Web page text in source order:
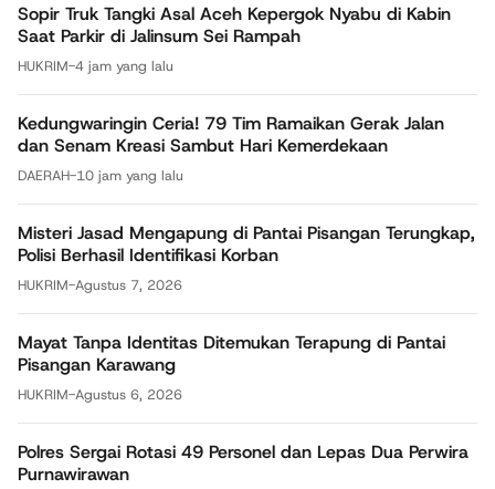
Sopir Truk Tangki Asal Aceh Kepergok Nyabu di Kabin
Saat Parkir di Jalinsum Sei Rampah
HUKRIM-4 jam yang lalu
Kedungwaringin Ceria! 79 Tim Ramaikan Gerak Jalan
dan Senam Kreasi Sambut Hari Kemerdekaan
DAERAH-10 jam yang lalu
Misteri Jasad Mengapung di Pantai Pisangan Terungkap,
Polisi Berhasil Identifikasi Korban
HUKRIM-Agustus 7, 2026
Mayat Tanpa Identitas Ditemukan Terapung di Pantai
Pisangan Karawang
HUKRIM-Agustus 6, 2026
Polres Sergai Rotasi 49 Personel dan Lepas Dua Perwira
Purnawirawan